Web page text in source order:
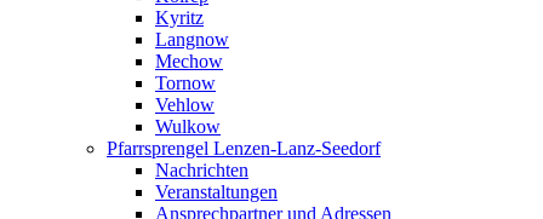
Kyritz
Langnow
Mechow
Tornow
Vehlow
Wulkow
Pfarrsprengel Lenzen-Lanz-Seedorf
Nachrichten
Veranstaltungen
Ansprechpartner und Adressen